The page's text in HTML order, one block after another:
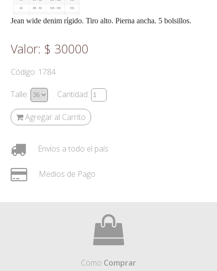
Jean wide denim rígido. Tiro alto. Pierna ancha. 5 bolsillos.
Valor: $ 30000
Código: 1784
Talle: Cantidad:
Agregar al Carrito
Envíos a todo el país
Medios de Pago
Como Comprar